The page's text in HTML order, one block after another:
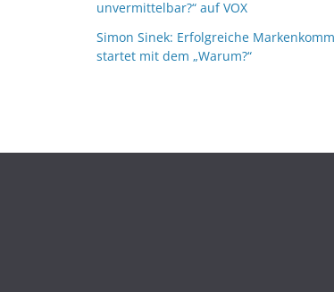
unvermittelbar?“ auf VOX
Simon Sinek: Erfolgreiche
startet mit dem „Warum?“